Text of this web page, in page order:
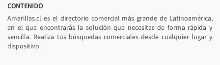
CONTENIDO
Amarillas.cl es el directorio comercial más grande de Latinoamérica,
en el que encontrarás la solución que necesitas de forma rápida y
sencilla. Realiza tus búsquedas comerciales desde cualquier lugar y
dispositivo.